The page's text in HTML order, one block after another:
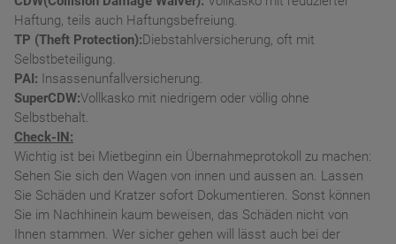
Haftung, teils auch Haftungsbefreiung.
TP (Theft Protection):Diebstahlversicherung, oft mit
Selbstbeteiligung.
PAI: Insassenunfallversicherung.
SuperCDW:Vollkasko mit niedrigem oder völlig ohne
Selbstbehalt.
Check-IN:
Wichtig ist bei Mietbeginn ein Übernahmeprotokoll zu machen:
Sehen Sie sich den Wagen von innen und aussen an. Lassen
Sie Schäden und Kratzer sofort Dokumentieren. Sonst können
Sie im Nachhinein kaum beweisen, das Schäden nicht von
Ihnen stammen. Wer sicher gehen will lässt auch bei der